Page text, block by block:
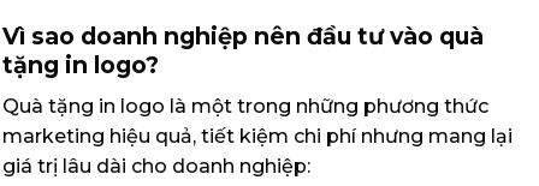
Vì sao doanh nghiệp nên đầu tư vào quà
tặng in logo?
Quà tặng in logo là một trong những phương thức
marketing hiệu quả, tiết kiệm chi phí nhưng mang lại
giá trị lâu dài cho doanh nghiệp: